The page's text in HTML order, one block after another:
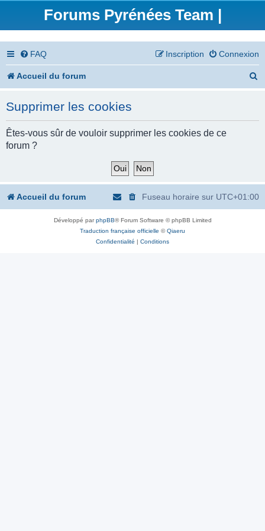
Forums Pyrénées Team |
FAQ Connexion
Inscription
Accueil du forum
c
Supprimer les cookies
Êtes-vous sûr de vouloir supprimer les cookies de ce
forum ?
Accueil du forum Fuseau horaire sur UTC+01:00
Développé parphpBB® Forum Software © phpBB Limited
Traduction française officielle ©Qiaeru
Confidentialité | Conditions